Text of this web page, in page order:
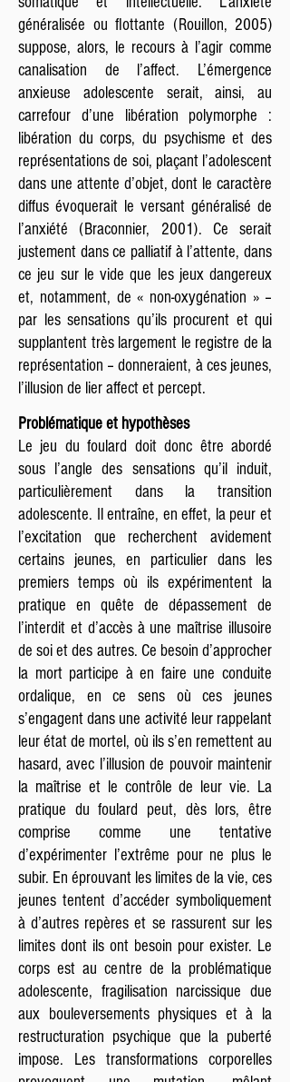
généralisée ou flottante (Rouillon, 2005)
suppose, alors, le recours à l’agir comme
canalisation de l’affect. L’émergence
anxieuse adolescente serait, ainsi, au
carrefour d’une libération polymorphe :
libération du corps, du psychisme et des
représentations de soi, plaçant l’adolescent
dans une attente d’objet, dont le caractère
diffus évoquerait le versant généralisé de
l’anxiété (Braconnier, 2001). Ce serait
justement dans ce palliatif à l’attente, dans
ce jeu sur le vide que les jeux dangereux
et, notamment, de « non-oxygénation » –
par les sensations qu’ils procurent et qui
supplantent très largement le registre de la
représentation – donneraient, à ces jeunes,
l’illusion de lier affect et percept.
Problématique et hypothèses
Le jeu du foulard doit donc être abordé
sous l’angle des sensations qu’il induit,
particulièrement dans la transition
adolescente. Il entraîne, en effet, la peur et
l’excitation que recherchent avidement
certains jeunes, en particulier dans les
premiers temps où ils expérimentent la
pratique en quête de dépassement de
l’interdit et d’accès à une maîtrise illusoire
de soi et des autres. Ce besoin d’approcher
la mort participe à en faire une conduite
ordalique, en ce sens où ces jeunes
s’engagent dans une activité leur rappelant
leur état de mortel, où ils s’en remettent au
hasard, avec l’illusion de pouvoir maintenir
la maîtrise et le contrôle de leur vie. La
pratique du foulard peut, dès lors, être
comprise comme une tentative
d’expérimenter l’extrême pour ne plus le
subir. En éprouvant les limites de la vie, ces
jeunes tentent d’accéder symboliquement
à d’autres repères et se rassurent sur les
limites dont ils ont besoin pour exister. Le
corps est au centre de la problématique
adolescente, fragilisation narcissique due
aux bouleversements physiques et à la
restructuration psychique que la puberté
impose. Les transformations corporelles